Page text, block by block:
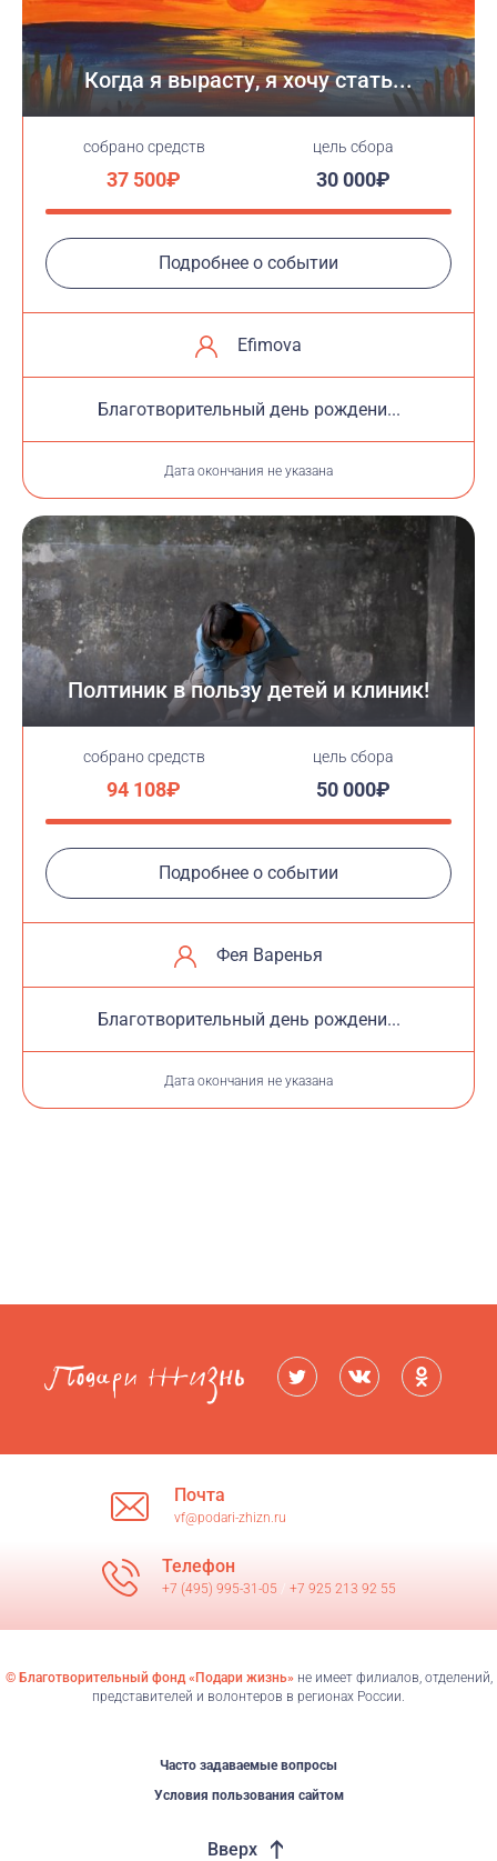
Когда я вырасту, я хочу стать...
cобрано средств
37 500₽
цель сбора
30 000₽
Подробнее о событии
Efimova
Благотворительный день рождени...
Дата окончания не указана
Полтиник в пользу детей и клиник!
cобрано средств
94 108₽
цель сбора
50 000₽
Подробнее о событии
Фея Варенья
Благотворительный день рождени...
Дата окончания не указана
Почта
vf@podari-zhizn.ru
Телефон
+7 (495) 995-31-05 +7 925 213 92 55
© Благотворительный фонд «Подари жизнь»не имеет филиалов, отделений,
представителей и волонтеров в регионах России.
Часто задаваемые вопросы
Условия пользования сайтом
Вверх